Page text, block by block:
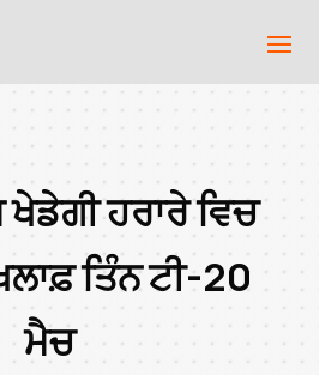
ਖੇਡੇਗੀ ਹਰਾਰੇ ਵਿਚ
ਤਿੰਨ ਟੀ-20
ਮੈਚ